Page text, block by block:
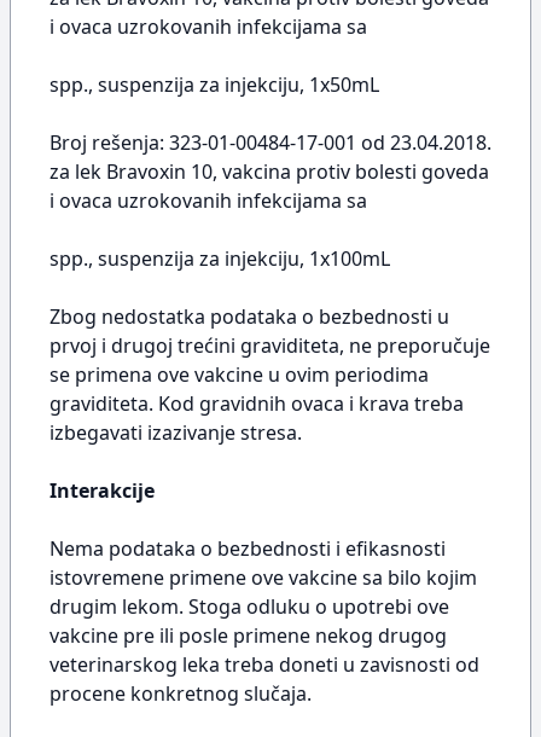
i ovaca uzrokovanih infekcijama sa
spp., suspenzija za injekciju, 1x50mL
Broj rešenja: 323-01-00484-17-001 od 23.04.2018.
za lek Bravoxin 10, vakcina protiv bolesti goveda
i ovaca uzrokovanih infekcijama sa
spp., suspenzija za injekciju, 1x100mL
Zbog nedostatka podataka o bezbednosti u
prvoj i drugoj trećini graviditeta, ne preporučuje
se primena ove vakcine u ovim periodima
graviditeta. Kod gravidnih ovaca i krava treba
izbegavati izazivanje stresa.
Interakcije
Nema podataka o bezbednosti i efikasnosti
istovremene primene ove vakcine sa bilo kojim
drugim lekom. Stoga odluku o upotrebi ove
vakcine pre ili posle primene nekog drugog
veterinarskog leka treba doneti u zavisnosti od
procene konkretnog slučaja.